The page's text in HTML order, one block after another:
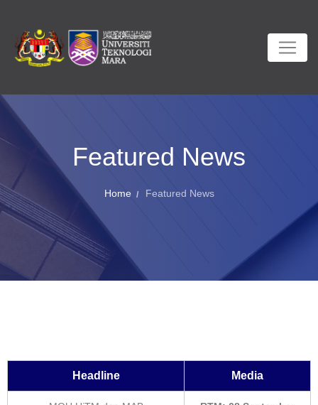
Featured News
Home Featured News
Headline Media